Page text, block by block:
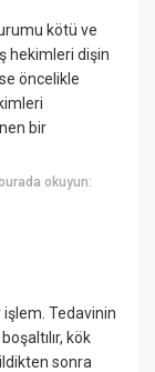
kötü ve
hekimleri dişin
öncelikle
bir
okuyun:
işlem. Tedavinin
kök
sonra